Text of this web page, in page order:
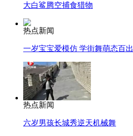
大白鲨腾空捕食猎物
热点新闻
一岁宝宝爱模仿 学街舞萌态百出
热点新闻
六岁男孩长城秀逆天机械舞